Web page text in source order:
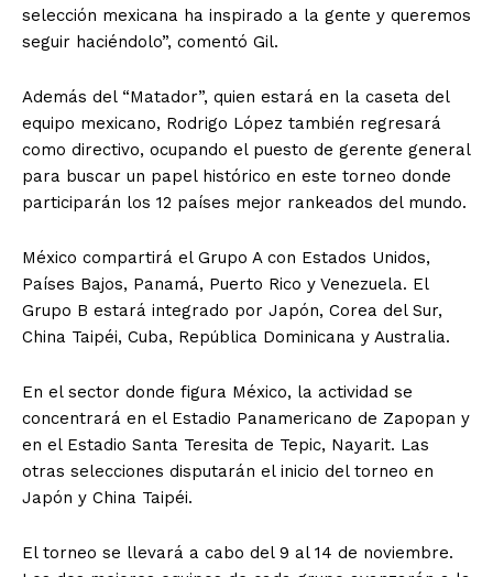
selección mexicana ha inspirado a la gente y queremos
seguir haciéndolo”, comentó Gil.
Además del “Matador”, quien estará en la caseta del
equipo mexicano, Rodrigo López también regresará
como directivo, ocupando el puesto de gerente general
para buscar un papel histórico en este torneo donde
participarán los 12 países mejor rankeados del mundo.
México compartirá el Grupo A con Estados Unidos,
Países Bajos, Panamá, Puerto Rico y Venezuela. El
Grupo B estará integrado por Japón, Corea del Sur,
China Taipéi, Cuba, República Dominicana y Australia.
En el sector donde figura México, la actividad se
concentrará en el Estadio Panamericano de Zapopan y
en el Estadio Santa Teresita de Tepic, Nayarit. Las
otras selecciones disputarán el inicio del torneo en
Japón y China Taipéi.
El torneo se llevará a cabo del 9 al 14 de noviembre.